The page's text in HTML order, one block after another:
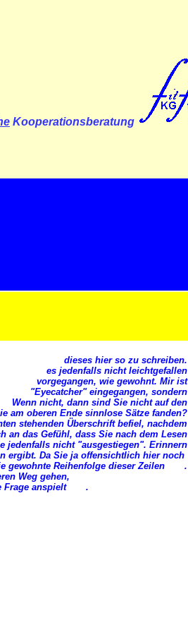
Kooperationsberatung
dieses hier so zu schreiben.
es jedenfalls nicht leichtgefallen
vorgegangen, wie gewohnt. Mir ist
"Eyecatcher" eingegangen, sondern
Wenn nicht, dann sind Sie nicht auf den
am oberen Ende sinnlose Sätze fanden?
stehenden Überschrift befiel, nachdem
an das Gefühl, dass Sie nach dem Lesen
jedenfalls nicht "ausgestiegen". Erinnern
ergibt. Da Sie ja offensichtlich hier noch
gewohnte Reihenfolge dieser Zeilen .
Weg gehen,
Frage anspielt .